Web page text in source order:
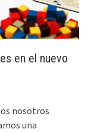
en el nuevo
nosotros
una